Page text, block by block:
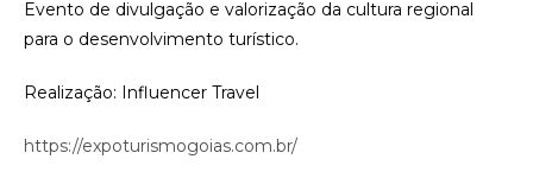
Evento de divulgação e valorização da cultura regional
para o desenvolvimento turístico.
Realização: Influencer Travel
https://expoturismogoias.com.br/